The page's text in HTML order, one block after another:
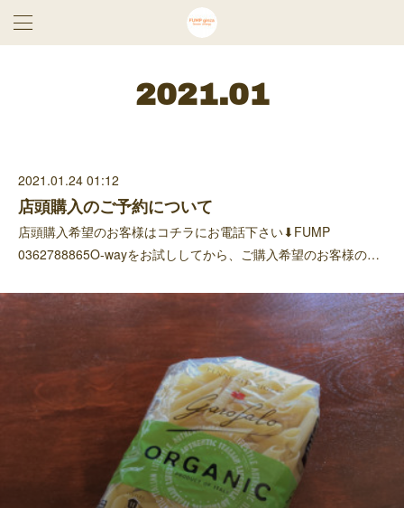
2021.01
2021.01.24 01:12
店頭購入のご予約について
店頭購入希望のお客様はコチラにお電話下さい⬇︎FUMP
0362788865O-wayをお試ししてから、ご購入希望のお客様の…